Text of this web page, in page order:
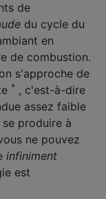
de
du cycle du
en
de combustion.
s'approche de
* , c'est-à-dire
assez faible
produire à
ne pouvez
infiniment
est